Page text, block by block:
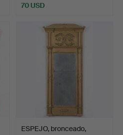
70 USD
ESPEJO, bronceado,